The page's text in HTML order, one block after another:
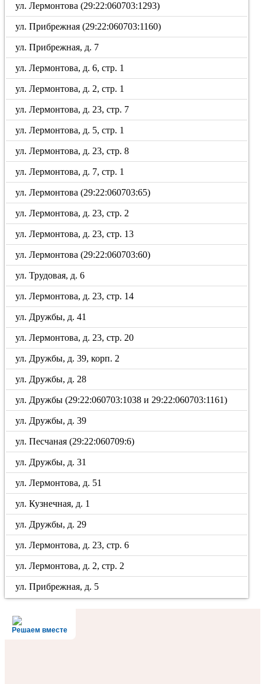
ул. Лермонтова (29:22:060703:1293)
ул. Прибрежная (29:22:060703:1160)
ул. Прибрежная, д. 7
ул. Лермонтова, д. 6, стр. 1
ул. Лермонтова, д. 2, стр. 1
ул. Лермонтова, д. 23, стр. 7
ул. Лермонтова, д. 5, стр. 1
ул. Лермонтова, д. 23, стр. 8
ул. Лермонтова, д. 7, стр. 1
ул. Лермонтова (29:22:060703:65)
ул. Лермонтова, д. 23, стр. 2
ул. Лермонтова, д. 23, стр. 13
ул. Лермонтова (29:22:060703:60)
ул. Трудовая, д. 6
ул. Лермонтова, д. 23, стр. 14
ул. Дружбы, д. 41
ул. Лермонтова, д. 23, стр. 20
ул. Дружбы, д. 39, корп. 2
ул. Дружбы, д. 28
ул. Дружбы (29:22:060703:1038 и 29:22:060703:1161)
ул. Дружбы, д. 39
ул. Песчаная (29:22:060709:6)
ул. Дружбы, д. 31
ул. Лермонтова, д. 51
ул. Кузнечная, д. 1
ул. Дружбы, д. 29
ул. Лермонтова, д. 23, стр. 6
ул. Лермонтова, д. 2, стр. 2
ул. Прибрежная, д. 5
Решаем вместе